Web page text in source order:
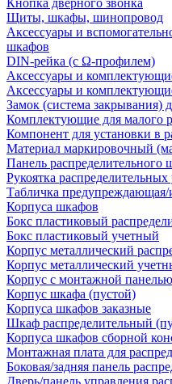
Кнопка дверного звонка
Щиты, шкафы, шинопровод
Аксессуары и
шкафов
DIN-рейка (с Ω-профилем)
Аксессуары и
Аксессуары и
Замок (система закрывания)
Комплектующие для малого
Компонент для установки в
Материал маркировочный
Панель распределительного
Рукоятка
Табличка
Корпуса шкафов
Бокс пластиковый
Бокс пластиковый учетный
Корпус металлический
Корпус металлический
Корпус с монтажной панелью
Корпус шкафа (пустой)
Корпуса шкафов заказные
Шкаф распределительный
Корпуса шкафов сборной
Монтажная плата для
Боковая/задняя панель
Дверь/панель управления